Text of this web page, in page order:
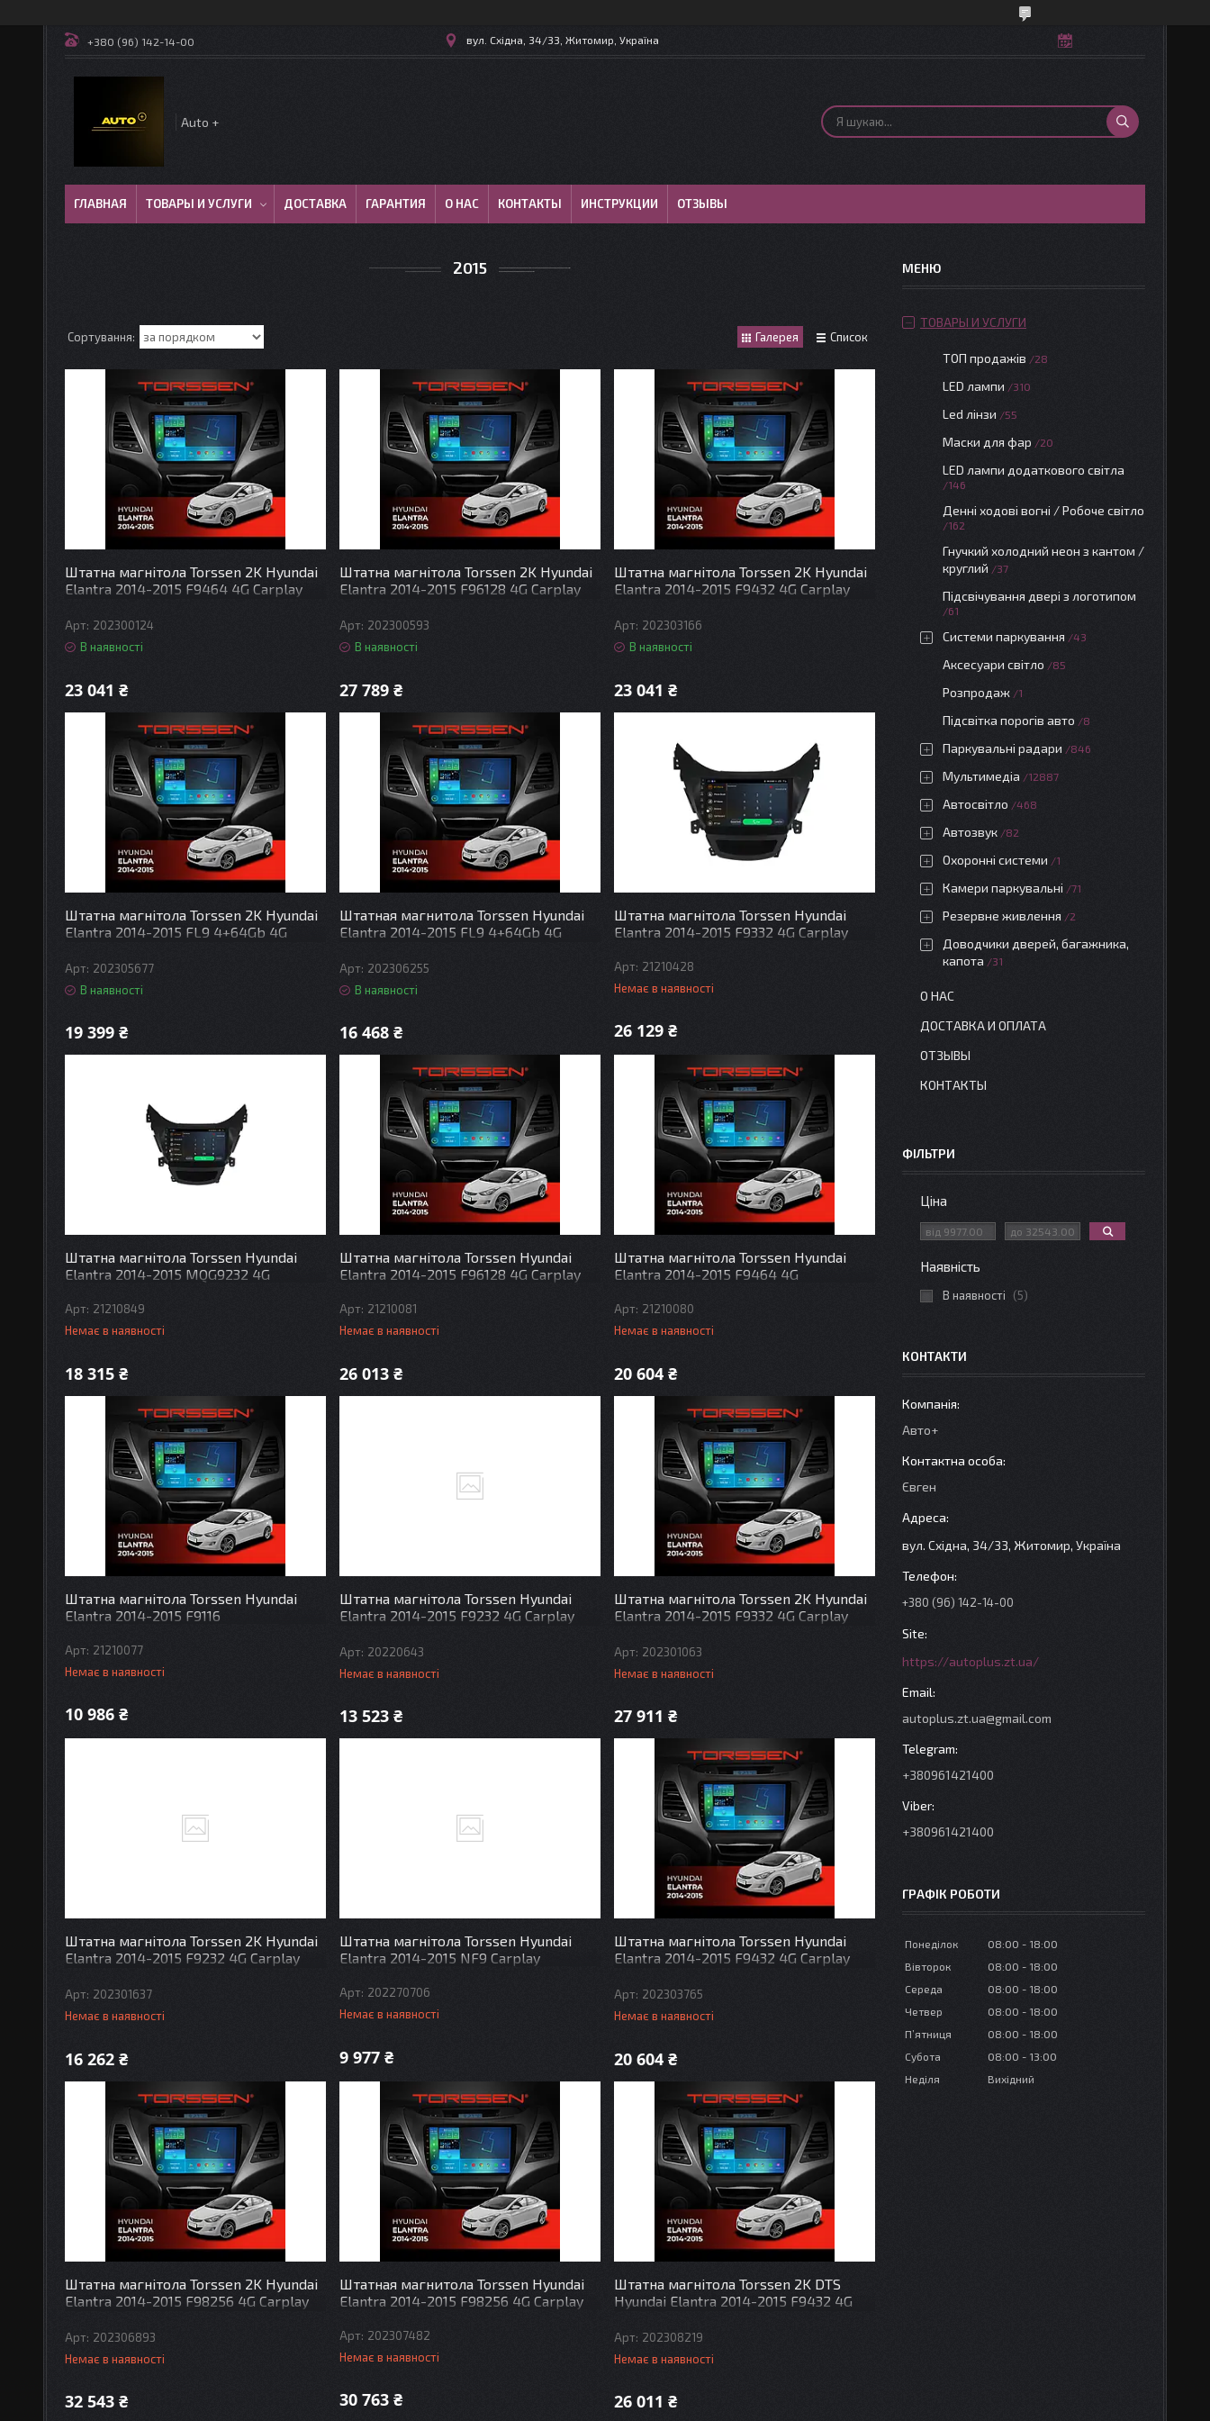
+380 (96) 142-14-00 вул. Східна, 34/33, Житомир, Україна
Auto +
ГЛАВНАЯ ТОВАРЫ И УСЛУГИ ДОСТАВКА ГАРАНТИЯ О НАС КОНТАКТЫ ИНСТРУКЦИИ ОТЗЫВЫ
2015
Галерея Список
Штатна магнітола Torssen 2K Hyundai
Elantra 2014-2015 F9464 4G Carplay
202300124
В наявності
23 041 ₴
Штатна магнітола Torssen 2K Hyundai
Elantra 2014-2015 F96128 4G Carplay
202300593
В наявності
27 789 ₴
Штатна магнітола Torssen 2K Hyundai
Elantra 2014-2015 F9432 4G Carplay
202303166
В наявності
23 041 ₴
Штатна магнітола Torssen 2K Hyundai
Elantra 2014-2015 FL9 4+64Gb 4G
202305677
В наявності
19 399 ₴
Штатная магнитола Torssen Hyundai
Elantra 2014-2015 FL9 4+64Gb 4G
202306255
В наявності
16 468 ₴
Штатна магнітола Torssen Hyundai
Elantra 2014-2015 F9332 4G Carplay
21210428
Немає в наявності
26 129 ₴
Штатна магнітола Torssen Hyundai
Elantra 2014-2015 MQG9232 4G
21210849
Немає в наявності
18 315 ₴
Штатна магнітола Torssen Hyundai
Elantra 2014-2015 F96128 4G Carplay
21210081
Немає в наявності
26 013 ₴
Штатна магнітола Torssen Hyundai
Elantra 2014-2015 F9464 4G
21210080
Немає в наявності
20 604 ₴
Штатна магнітола Torssen Hyundai
Elantra 2014-2015 F9116
21210077
Немає в наявності
10 986 ₴
Штатна магнітола Torssen Hyundai
Elantra 2014-2015 F9232 4G Carplay
20220643
Немає в наявності
13 523 ₴
Штатна магнітола Torssen 2K Hyundai
Elantra 2014-2015 F9332 4G Carplay
202301063
Немає в наявності
27 911 ₴
Штатна магнітола Torssen 2K Hyundai
Elantra 2014-2015 F9232 4G Carplay
202301637
Немає в наявності
16 262 ₴
Штатна магнітола Torssen Hyundai
Elantra 2014-2015 NF9 Carplay
202270706
Немає в наявності
9 977 ₴
Штатна магнітола Torssen Hyundai
Elantra 2014-2015 F9432 4G Carplay
202303765
Немає в наявності
20 604 ₴
Штатна магнітола Torssen 2K Hyundai
Elantra 2014-2015 F98256 4G Carplay
202306893
Немає в наявності
32 543 ₴
Штатная магнитола Torssen Hyundai
Elantra 2014-2015 F98256 4G Carplay
202307482
Немає в наявності
30 763 ₴
Штатна магнітола Torssen 2K DTS
Hyundai Elantra 2014-2015 F9432 4G
202308219
Немає в наявності
26 011 ₴
ТОВАРЫ И УСЛУГИ
ТОП продажів 28
LED лампи 310
Led лінзи 55
Маски для фар 20
LED лампи додаткового світла
146
Денні ходові вогні / Робоче світло
162
Гнучкий холодний неон з кантом /
круглий
37
Підсвічування двері з логотипом
61
Системи паркування 43
Аксесуари світло 85
Розпродаж 1
Підсвітка порогів авто 8
Паркувальні радари 846
Мультимедіа 12887
Автосвітло 468
Автозвук 82
Охоронні системи 1
Камери паркувальні 71
Резервне живлення 2
Доводчики дверей, багажника,
капота
31
О НАС
ДОСТАВКА И ОПЛАТА
ОТЗЫВЫ
КОНТАКТЫ
ФІЛЬТРИ
Ціна
Наявність
В наявності 5
КОНТАКТИ
Авто+
Євген
вул. Східна, 34/33, Житомир, Україна
+380 (96) 142-14-00
https://autoplus.zt.ua/
autoplus.zt.ua@gmail.com
+380961421400
+380961421400
ГРАФІК РОБОТИ
Понеділок 08:00
18:00
Вівторок
08:00
18:00
Середа
08:00
18:00
Четвер
08:00
18:00
Пʼятниця
08:00
18:00
Субота
08:00
13:00
Неділя
Вихідний